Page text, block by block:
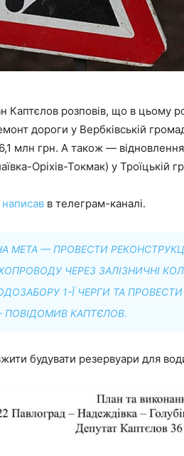
розповів, що в цьому
дороги у Вербківській
млн грн. А також —
Оріхів-Токмак) у Троїцькій
написав в телеграм-каналі.
МЕТА — ПРОВЕСТИ
ЧЕРЕЗ ЗАЛІЗНИЧНІ
1-Ї ЧЕРГИ ТА
КАПТЄЛОВ.
будувати резервуари для